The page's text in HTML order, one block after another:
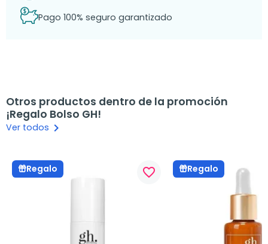
Pago 100% seguro garantizado
Otros productos dentro de la promoción
¡Regalo Bolso GH!
Ver todos keyboard_arrow_right
Regalo favorite_border Regalo